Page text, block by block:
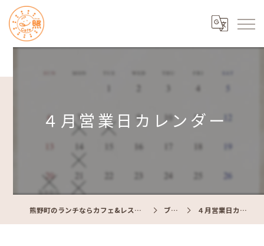
４月営業日カレンダー
熊野町のランチならカフェ&レストラン Cafe照 ブログ ４月営業日カレンダー